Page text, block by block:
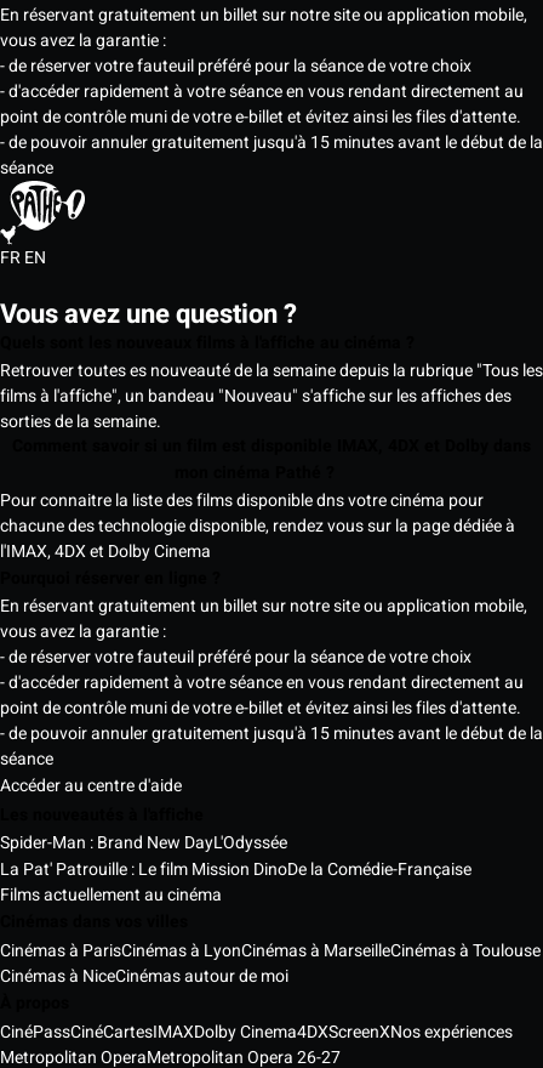
En réservant gratuitement un billet sur notre site ou application mobile,
vous avez la garantie :
- de réserver votre fauteuil préféré pour la séance de votre choix
- d'accéder rapidement à votre séance en vous rendant directement au
point de contrôle muni de votre e-billet et évitez ainsi les files d'attente.
- de pouvoir annuler gratuitement jusqu'à 15 minutes avant le début de la
séance
FREN
Vous avez une question ?
Retrouver toutes es nouveauté de la semaine depuis la rubrique "Tous les
films à l'affiche", un bandeau "Nouveau" s'affiche sur les affiches des
sorties de la semaine.
Pour connaitre la liste des films disponible dns votre cinéma pour
chacune des technologie disponible, rendez vous sur la page dédiée à
l'IMAX, 4DX et Dolby Cinema
En réservant gratuitement un billet sur notre site ou application mobile,
vous avez la garantie :
- de réserver votre fauteuil préféré pour la séance de votre choix
- d'accéder rapidement à votre séance en vous rendant directement au
point de contrôle muni de votre e-billet et évitez ainsi les files d'attente.
- de pouvoir annuler gratuitement jusqu'à 15 minutes avant le début de la
séance
Accéder au centre d'aide
Spider-Man : Brand New DayL'Odyssée
La Pat' Patrouille : Le film Mission DinoDe la Comédie-Française
Films actuellement au cinéma
Cinémas à ParisCinémas à LyonCinémas à MarseilleCinémas à Toulouse
Cinémas à NiceCinémas autour de moi
CinéPassCinéCartesIMAXDolby Cinema4DXScreenXNos expériences
Metropolitan OperaMetropolitan Opera 26-27